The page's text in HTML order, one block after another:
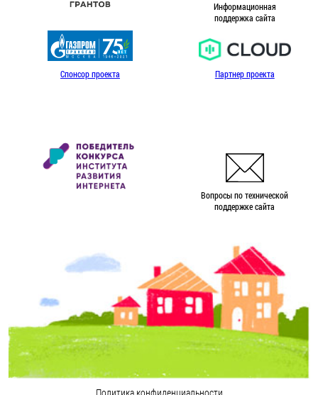
Информационная
поддержка сайта
Спонсор проекта Партнер проекта
Вопросы по технической
поддержке сайта